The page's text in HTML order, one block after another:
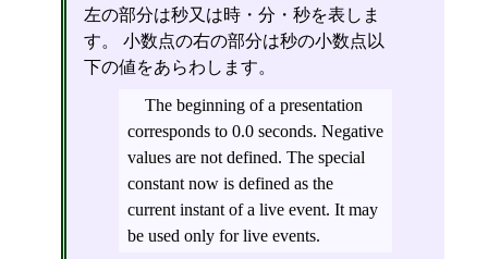
左の部分は秒又は時・分・秒を表しま
す。 小数点の右の部分は秒の小数点以
下の値をあらわします。
The beginning of a presentation
corresponds to 0.0 seconds. Negative
values are not defined. The special
constant now is defined as the
current instant of a live event. It may
be used only for live events.